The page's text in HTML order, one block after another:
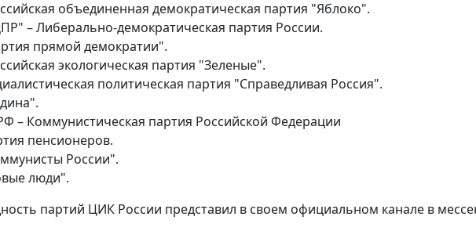
объединенная демократическая партия "Яблоко".
– Либерально-демократическая партия России.
прямой демократии".
экологическая партия "Зеленые".
политическая партия "Справедливая Россия".
– Коммунистическая партия Российской Федерации
пенсионеров.
России".
люди".
партий ЦИК России представил в своем официальном канале в